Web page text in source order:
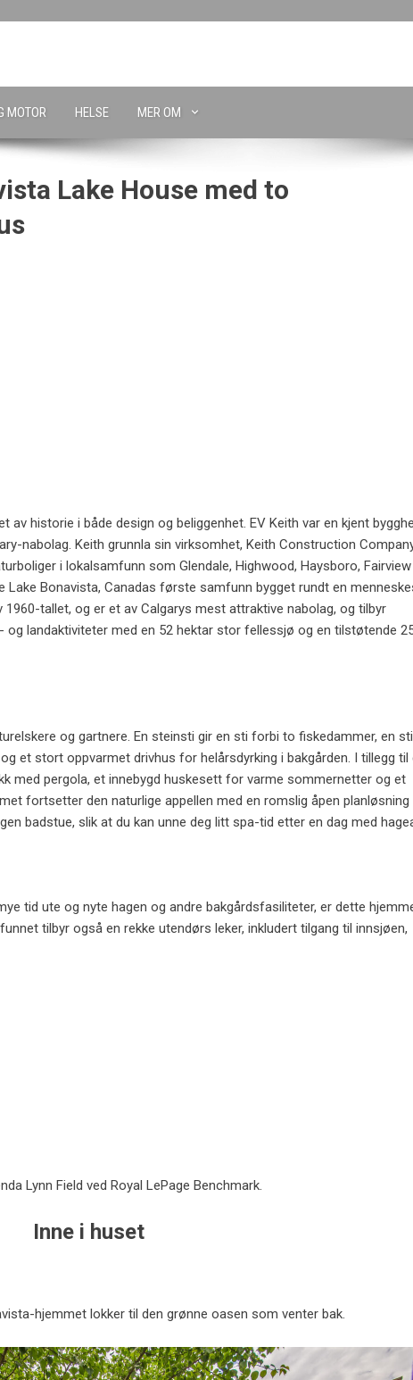
MOTOR HELSE MER OM
Lake House med to
av historie i både design og beliggenhet. EV Keith var en kjent
nabolag. Keith grunnla sin virksomhet, Keith Construction
i lokalsamfunn som Glendale, Highwood, Haysboro,
Lake Bonavista, Canadas første samfunn bygget rundt en
tallet, og er et av Calgarys mest attraktive nabolag, og tilbyr
og landaktiviteter med en 52 hektar stor fellessjø og en tilstøtende
og gartnere. En steinsti gir en sti forbi to fiskedammer, en
et stort oppvarmet drivhus for helårsdyrking i bakgården. I tillegg til
med pergola, et innebygd huskesett for varme sommernetter og et
fortsetter den naturlige appellen med en romslig åpen planløsning
badstue, slik at du kan unne deg litt spa-tid etter en dag med
tid ute og nyte hagen og andre bakgårdsfasiliteter, er dette
tilbyr også en rekke utendørs leker, inkludert tilgang til innsjøen,
Lynn Field ved Royal LePage Benchmark.
Inne i huset
hjemmet lokker til den grønne oasen som venter bak.